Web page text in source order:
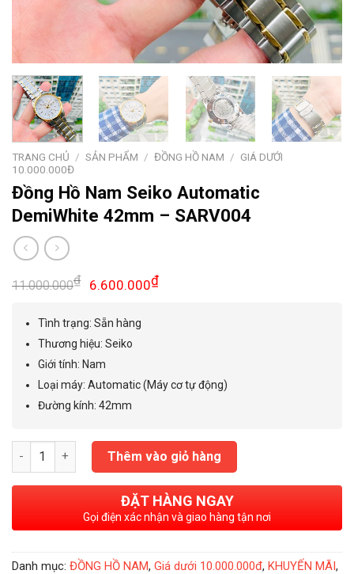
TRANG CHỦ / SẢN PHẨM / ĐỒNG HỒ NAM / GIÁ DƯỚI
10.000.000Đ
Đồng Hồ Nam Seiko Automatic
DemiWhite 42mm – SARV004
11.000.000₫
Giá
là:
11.000.000₫.
6.600.000₫Giá
Tình trạng: Sẵn hàng
Thương hiệu: Seiko
Giới tính:Nam
Loại máy:Automatic (Máy cơ tự động)
Đường kính:42mm
Đồng Hồ Nam Seiko Automatic DemiWhite 42mm - SARV004
Thêm vào giỏ hàng
ĐẶT HÀNG NGAY
Gọi điện xác nhận và giao hàng tận nơi
Danh mục: ĐỒNG HỒ NAM, Giá dưới 10.000.000đ, KHUYẾN MÃI,